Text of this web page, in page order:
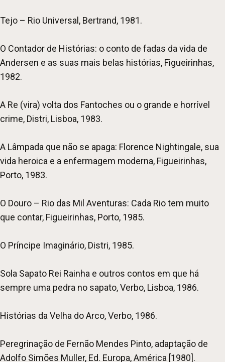
Tejo – Rio Universal, Bertrand, 1981.
O Contador de Histórias: o conto de fadas da vida de
Andersen e as suas mais belas histórias, Figueirinhas,
1982.
A Re (vira) volta dos Fantoches ou o grande e horrível
crime, Distri, Lisboa, 1983.
A Lâmpada que não se apaga: Florence Nightingale, sua
vida heroica e a enfermagem moderna, Figueirinhas,
Porto, 1983.
O Douro – Rio das Mil Aventuras: Cada Rio tem muito
que contar, Figueirinhas, Porto, 1985.
O Príncipe Imaginário, Distri, 1985.
Sola Sapato Rei Rainha e outros contos em que há
sempre uma pedra no sapato, Verbo, Lisboa, 1986.
Histórias da Velha do Arco, Verbo, 1986.
Peregrinação de Fernão Mendes Pinto, adaptação de
Adolfo Simões Muller, Ed. Europa, América [1980].